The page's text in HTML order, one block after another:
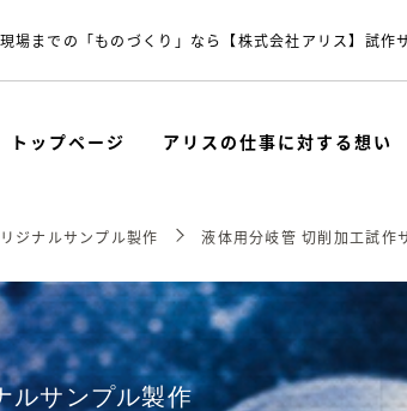
場までの「ものづくり」なら【株式会社アリス】試
トップページ アリスの仕事に対する想い
ジナルサンプル製作 液体用分岐管 切削加工試作
ルサンプル製作